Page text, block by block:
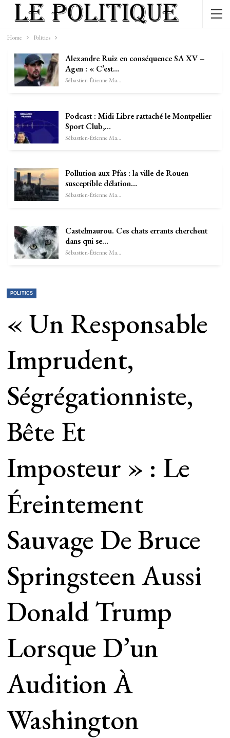
Home Politics
Alexandre Ruiz en conséquence SA XV –
Agen : « C’est…
Sébastien-Étienne Marechal
Podcast : Midi Libre rattaché le Montpellier
Sport Club,…
Sébastien-Étienne Marechal
Pollution aux Pfas : la ville de Rouen
susceptible délation…
Sébastien-Étienne Marechal
Castelmaurou. Ces chats errants cherchent
dans qui se…
Sébastien-Étienne Marechal
POLITICS
« Un Responsable
Imprudent,
Ségrégationniste,
Bête Et
Imposteur » : Le
Éreintement
Sauvage De Bruce
Springsteen Aussi
Donald Trump
Lorsque D’un
Audition À
Washington